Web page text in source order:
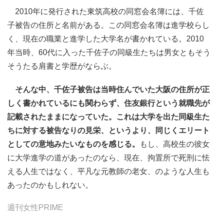
2010年に発行された東筑高校の同窓会名簿には、千佐
子被告の住所と名前がある。この同窓会名簿は進学校らし
く、現在の職業と進学した大学名が書かれている。2010
年当時、60代に入った千佐子の同級生たちは男女ともそう
そうたる肩書と学歴がならぶ。
そんな中、千佐子被告は当時住んでいた大阪の住所が正
しく書かれているにも関わらず、住友銀行という就職先が
記載されたままになっていた。これは大学を出た同級生た
ちに対する被告なりの見栄、というより、同じくエリート
としての意地みたいなものを感じる。
もし、高校生の彼女
に大学進学の道があったのなら、現在、拘置所で死刑に怯
える人生ではなく、平凡な元教師の老女、のような人生も
あったのかもしれない。
週刊女性PRIME